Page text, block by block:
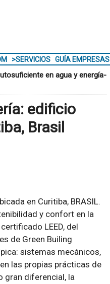
>SERVICIOS GUÍA EMPRESAS
en agua y energía-
edificio
Brasil
en Curitiba, BRASIL.
y confort en la
LEED, del
de Green Builing
sistemas mecánicos,
las propias prácticas de
gran diferencial, la